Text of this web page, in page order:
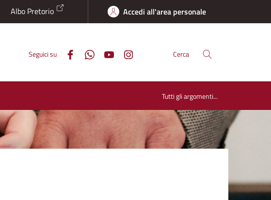
Albo Pretorio Accedi all'area personale
Seguici su Cerca
Tutti gli argomenti...